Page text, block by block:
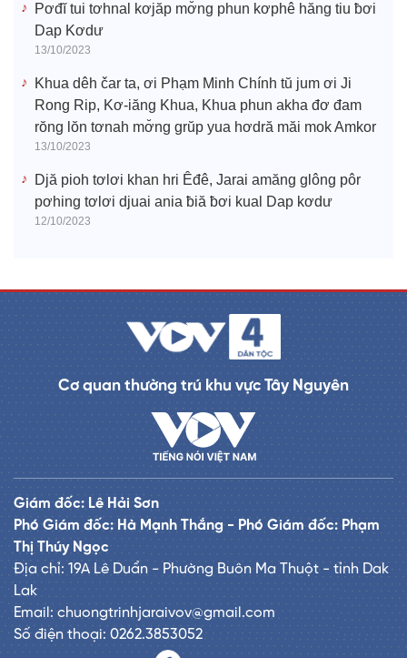
Pơđĭ tui tơhnal kơjăp mơ̆ng phun kơphê hăng tiu ƀơi
Dap Kơdư
13/10/2023
Khua dêh čar ta, ơi Phạm Minh Chính tŭ jum ơi Ji
Rong Rip, Kơ-iăng Khua, Khua phun akha đơ đam
rŏng lŏn tơnah mơ̆ng grŭp yua hơdră măi mok Amkor
13/10/2023
Djă pioh tơlơi khan hri Êđê, Jarai amăng glông pôr
pơhing tơlơi djuai ania ƀiă ƀơi kual Dap kơdư
12/10/2023
Cơ quan thường trú khu vực Tây Nguyên
Giám đốc: Lê Hải Sơn
Phó Giám đốc: Hà Mạnh Thắng - Phó Giám đốc: Phạm
Thị Thúy Ngọc
Địa chỉ: 19A Lê Duẩn - Phường Buôn Ma Thuột - tỉnh Dak
Lak
Email: chuongtrinhjaraivov@gmail.com
Số điện thoại: 0262.3853052